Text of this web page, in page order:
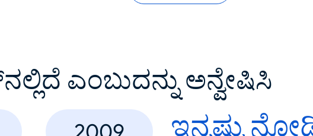
ಎಂಬುದನ್ನು ಅನ್ವೇಷಿಸಿ
ಇನ್ನಷ್ಟು